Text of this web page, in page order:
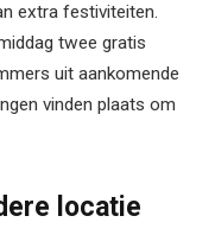
extra festiviteiten.
twee gratis
uit aankomende
vinden plaats om
locatie